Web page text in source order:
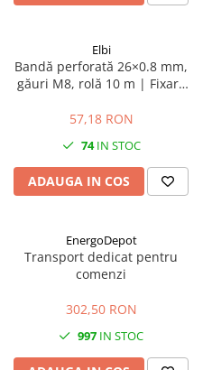
Elbi
Bandă perforată 26×0.8 mm,
găuri M8, rolă 10 m | Fixare
57,18 RON
74IN STOC
ADAUGA IN COS
EnergoDepot
Transport dedicat pentru
comenzi
302,50 RON
997 IN STOC